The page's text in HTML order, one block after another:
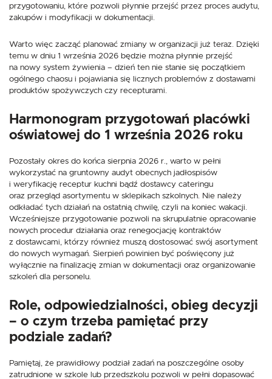
przygotowaniu, które pozwoli płynnie przejść przez proces audytu,
zakupów i modyfikacji w dokumentacji.
Warto więc zacząć planować zmiany w organizacji już teraz. Dzięki
temu w dniu 1 września 2026 będzie można płynnie przejść
na nowy system żywienia – dzień ten nie stanie się początkiem
ogólnego chaosu i pojawiania się licznych problemów z dostawami
produktów spożywczych czy recepturami.
Harmonogram przygotowań placówki
oświatowej do 1 września 2026 roku
Pozostały okres do końca sierpnia 2026 r., warto w pełni
wykorzystać na gruntowny audyt obecnych jadłospisów
i weryfikację receptur kuchni bądź dostawcy cateringu
oraz przegląd asortymentu w sklepikach szkolnych. Nie należy
odkładać tych działań na ostatnią chwilę, czyli na koniec wakacji.
Wcześniejsze przygotowanie pozwoli na skrupulatnie opracowanie
nowych procedur działania oraz renegocjację kontraktów
z dostawcami, którzy również muszą dostosować swój asortyment
do nowych wymagań. Sierpień powinien być poświęcony już
wyłącznie na finalizację zmian w dokumentacji oraz organizowanie
szkoleń dla personelu.
Role, odpowiedzialności, obieg decyzji
– o czym trzeba pamiętać przy
podziale zadań?
Pamiętaj, że prawidłowy podział zadań na poszczególne osoby
zatrudnione w szkole lub przedszkolu pozwoli w pełni dopasować